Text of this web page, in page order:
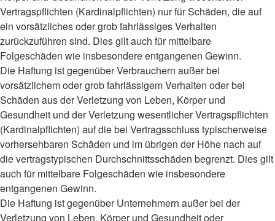
Vertragspflichten (Kardinalpflichten) nur für Schäden, die auf
ein vorsätzliches oder grob fahrlässiges Verhalten
zurückzuführen sind. Dies gilt auch für mittelbare
Folgeschäden wie insbesondere entgangenen Gewinn.
Die Haftung ist gegenüber Verbrauchern außer bei
vorsätzlichem oder grob fahrlässigem Verhalten oder bei
Schäden aus der Verletzung von Leben, Körper und
Gesundheit und der Verletzung wesentlicher Vertragspflichten
(Kardinalpflichten) auf die bei Vertragsschluss typischerweise
vorhersehbaren Schäden und im übrigen der Höhe nach auf
die vertragstypischen Durchschnittsschäden begrenzt. Dies gilt
auch für mittelbare Folgeschäden wie insbesondere
entgangenen Gewinn.
Die Haftung ist gegenüber Unternehmern außer bei der
Verletzung von Leben, Körper und Gesundheit oder